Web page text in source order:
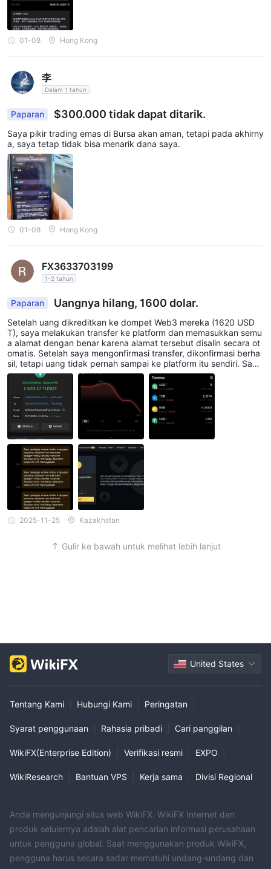
01-08 Hong Kong
李
Dalam 1 tahun
Paparan $300.000 tidak dapat ditarik.
Saya pikir trading emas di Bursa akan aman, tetapi pada akhirny
a, saya tetap tidak bisa menarik dana saya.
01-08 Hong Kong
FX3633703199
1-2 tahun
Paparan Uangnya hilang, 1600 dolar.
Setelah uang dikreditkan ke dompet Web3 mereka (1620 USD
T), saya melakukan transfer ke platform dan memasukkan semu
a alamat dengan benar karena alamat tersebut disalin secara ot
omatis. Setelah saya mengonfirmasi transfer, dikonfirmasi berha
sil, tetapi uang tidak pernah sampai ke platform itu sendiri. Saya
mulai menulis ke dukungan pelanggan, dan awalnya mereka me
ngatakan bahwa uang itu palsu, kemudian mereka membantah
pernyataan ini dan mengatakan bahwa ada masalah dengan ID,
meskipun sebenarnya tidak ada masalah. Setelah itu, mereka be
rhenti merespons, dan saya tidak pernah menerima uang saya.
Bybit adalah penipu.
2025-11-25 Kazakhstan
Gulir ke bawah untuk melihat lebih lanjut
United States
Tentang Kami Hubungi Kami Peringatan
Syarat penggunaan Rahasia pribadi Cari panggilan
WikiFX(Enterprise Edition) Verifikasi resmi EXPO
WikiResearch Bantuan VPS Kerja sama Divisi Regional
Anda mengunjungi situs web WikiFX. WikiFX Internet dan
produk selulernya adalah alat pencarian informasi perusahaan
untuk pengguna global. Saat menggunakan produk WikiFX,
pengguna harus secara sadar mematuhi undang-undang dan